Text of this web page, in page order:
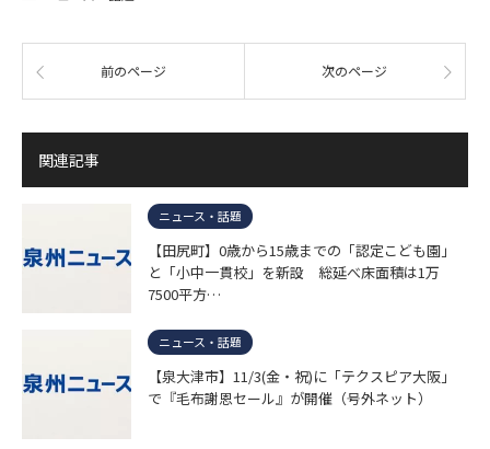
前のページ 次のページ
関連記事
ニュース・話題
【田尻町】0歳から15歳までの「認定こども園」
と「小中一貫校」を新設 総延べ床面積は1万
7500平方…
ニュース・話題
【泉大津市】11/3(金・祝)に「テクスピア大阪」
で『毛布謝恩セール』が開催（号外ネット）